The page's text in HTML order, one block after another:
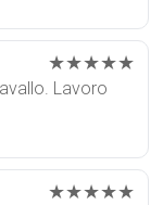
★★★★★
Lavoro
★★★★★